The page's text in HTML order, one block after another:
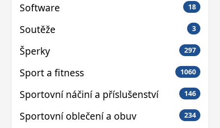
Software 18
Soutěže 3
Šperky 297
Sport a fitness 1060
Sportovní náčiní a příslušenství 146
Sportovní oblečení a obuv 234